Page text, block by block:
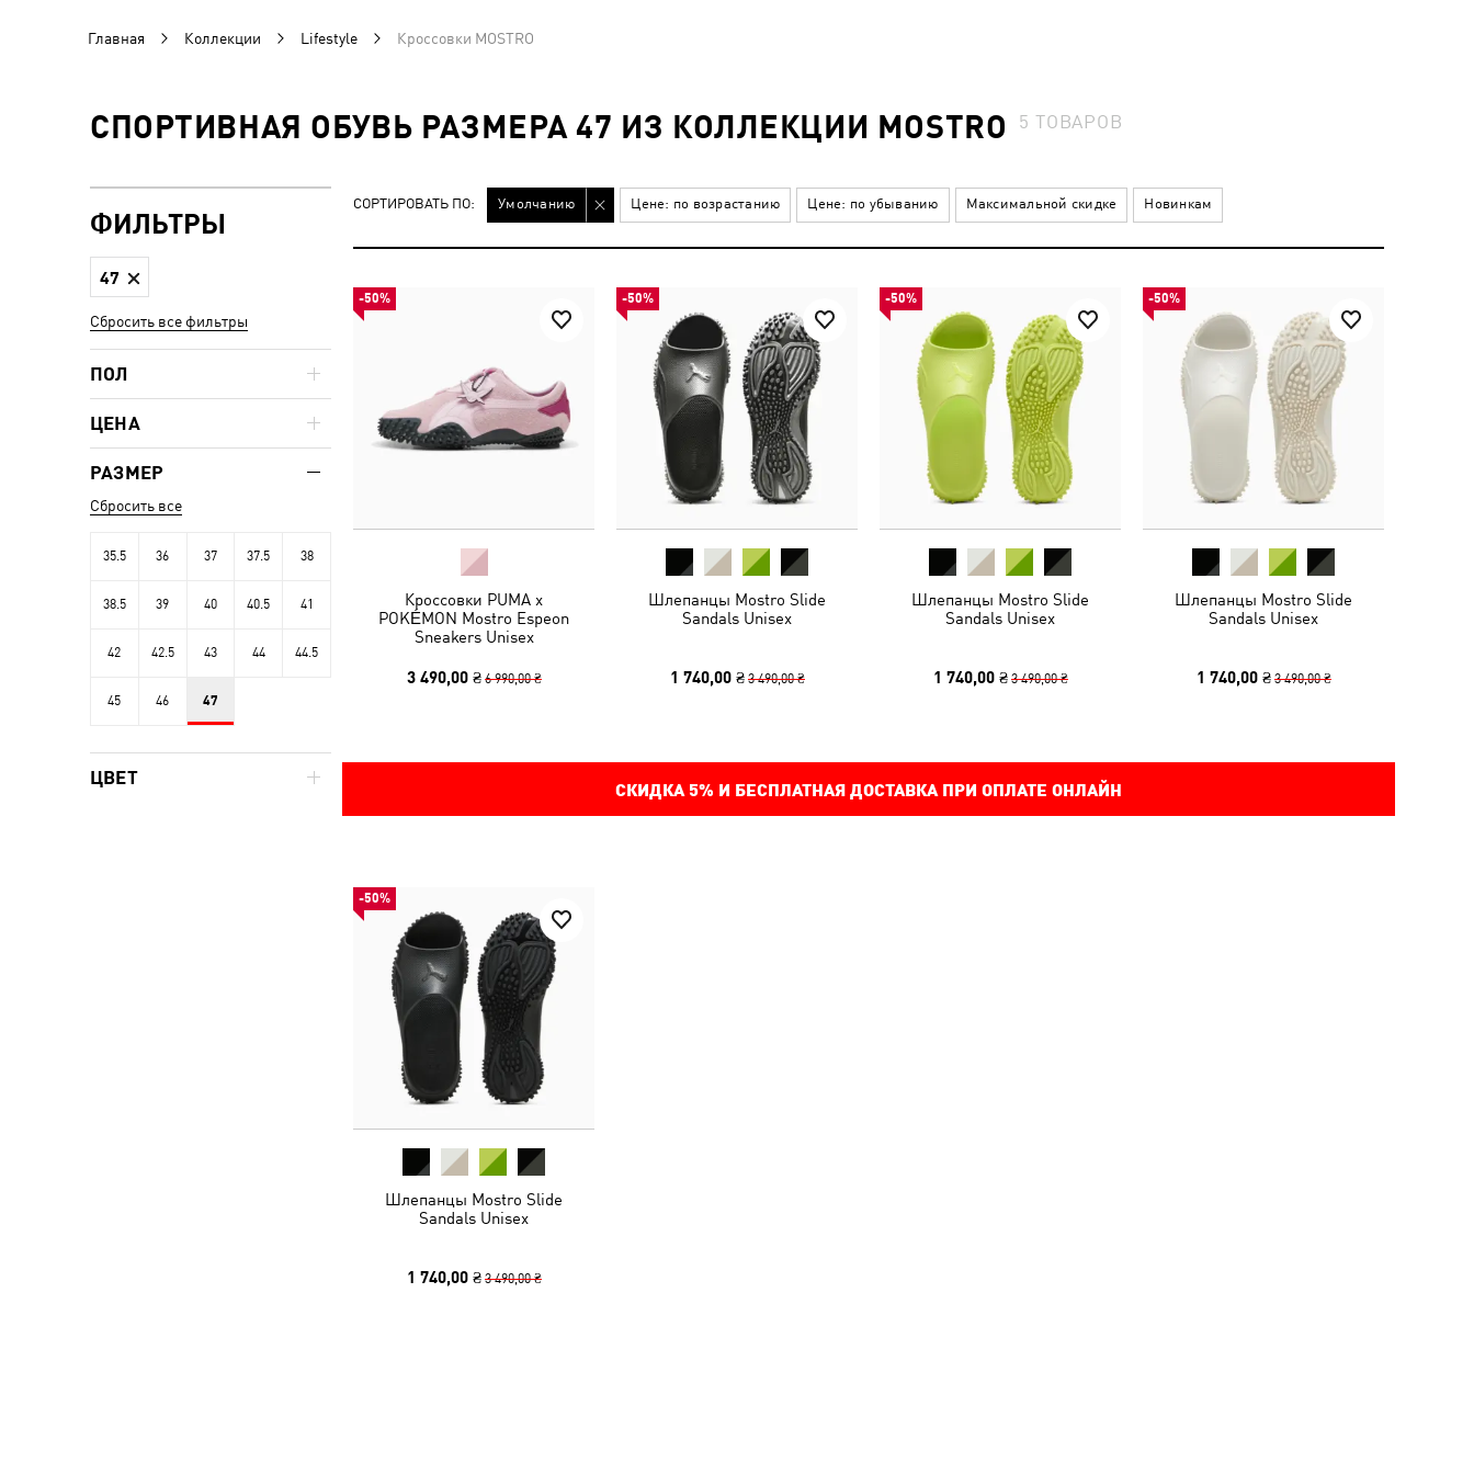
Главная Коллекции Lifestyle Кроссовки MOSTRO
СПОРТИВНАЯ ОБУВЬ РАЗМЕРА 47 ИЗ КОЛЛЕКЦИИ MOSTRO 5 ТОВАРОВ
СОРТИРОВАТЬ ПО: Умолчанию Цене: по возрастанию Цене: по убыванию Максимальной скидке Новинкам
-50%
Кроссовки PUMA x
POKÉMON Mostro Espeon
Sneakers Unisex
3 490,00 ₴ 6 990,00 ₴
-50%
Шлепанцы Mostro Slide
Sandals Unisex
1 740,00 ₴ 3 490,00 ₴
-50%
Шлепанцы Mostro Slide
Sandals Unisex
1 740,00 ₴ 3 490,00 ₴
-50%
Шлепанцы Mostro Slide
Sandals Unisex
1 740,00 ₴ 3 490,00 ₴
СКИДКА 5% И БЕСПЛАТНАЯ ДОСТАВКА ПРИ ОПЛАТЕ ОНЛАЙН
-50%
Шлепанцы Mostro Slide
Sandals Unisex
1 740,00 ₴ 3 490,00 ₴
ФИЛЬТРЫ
47
Сбросить все фильтры
ПОЛ
ЦЕНА
РАЗМЕР
Сбросить все
35.5 36 37 37.5 38
38.5 39 40 40.5 41
42 42.5 43 44 44.5
45 46 47
ЦВЕТ